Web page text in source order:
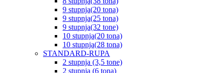
9 stupnja(20 tona)
9 stupnja(25 tona)
9 stupnja(32 tone)
10 stupnja(20 tona)
10 stupnja(28 tona)
STANDARD-RUPA
2 stupnja (3,5 tone)
2 stupnja (6 tona)